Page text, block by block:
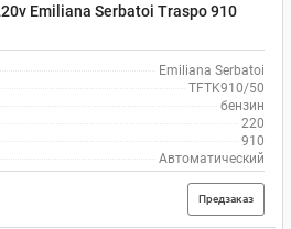
Emiliana Serbatoi Traspo 910
Emiliana Serbatoi
TFTK910/50
бензин
220
910
Автоматический
Предзаказ